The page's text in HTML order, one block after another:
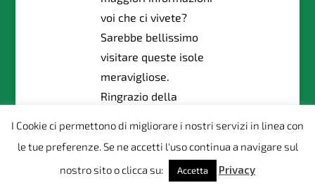
voi che ci vivete?
Sarebbe bellissimo
visitare queste isole
meravigliose.
Ringrazio della
Rita
RISPONDI
I Cookie ci permettono di migliorare i nostri servizi in linea con
le tue preferenze. Se ne accetti l'uso continua a navigare sul
nostro sito o clicca su:
Accetta Privacy